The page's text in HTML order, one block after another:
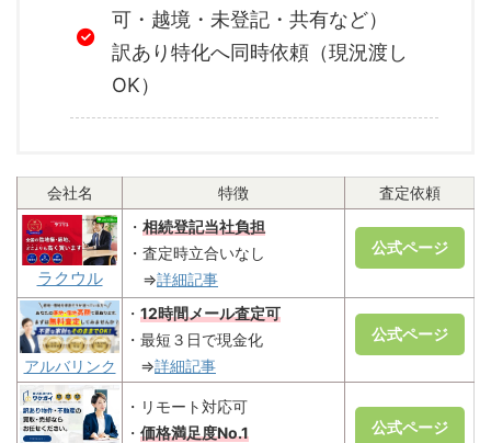
可・越境・未登記・共有など）
訳あり特化へ同時依頼（現況渡し
OK）
会社名 特徴 査定依頼
ラクウル
・ 相続登記当社負担
・査定時立合いなし
⇒詳細記事
公式ページ
アルバリンク
・ 12時間メール査定可
・最短３日で現金化
⇒詳細記事
公式ページ
・リモート対応可
・ 価格満足度No.1 公式ページ